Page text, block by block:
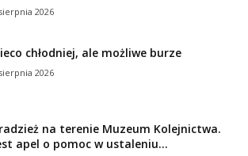
2026
chłodniej, ale możliwe burze
2026
na terenie Muzeum Kolejnictwa.
apel o pomoc w ustaleniu...